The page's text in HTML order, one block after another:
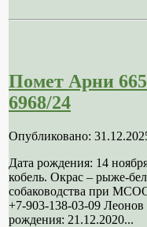
Помет Арни
6968/24
Опубликовано:
Дата рождения: 14
кобель. Окрас – рыже-
собаководства при
+7-903-138-03-09
рождения: 21.12.2020...